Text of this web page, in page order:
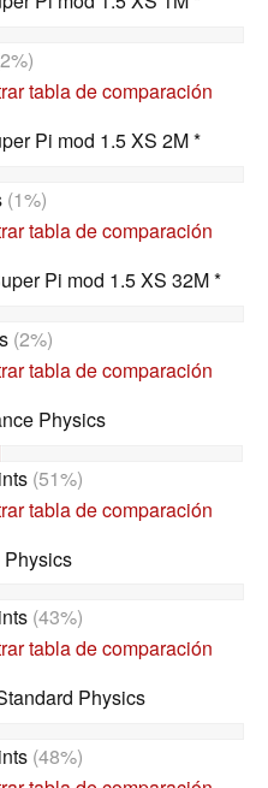
tabla de comparación
Pi mod 1.5 XS 2M *
(1%)
tabla de comparación
Pi mod 1.5 XS 32M *
(2%)
tabla de comparación
Physics
(51%)
tabla de comparación
Physics
(43%)
tabla de comparación
Physics
(48%)